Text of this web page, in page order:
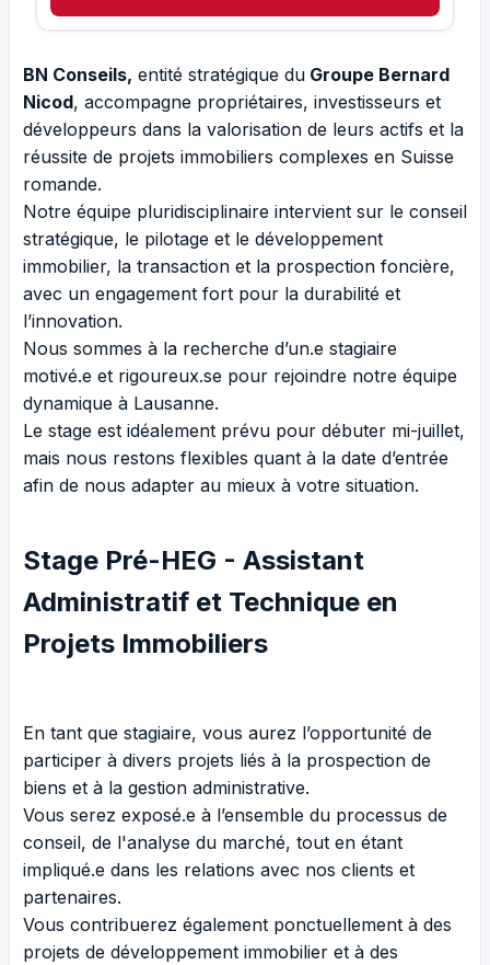
BN Conseils, entité stratégique du Groupe Bernard
Nicod, accompagne propriétaires, investisseurs et
développeurs dans la valorisation de leurs actifs et la
réussite de projets immobiliers complexes en Suisse
romande.
Notre équipe pluridisciplinaire intervient sur le conseil
stratégique, le pilotage et le développement
immobilier, la transaction et la prospection foncière,
avec un engagement fort pour la durabilité et
l’innovation.
Nous sommes à la recherche d’un.e stagiaire
motivé.e et rigoureux.se pour rejoindre notre équipe
dynamique à Lausanne.
Le stage est idéalement prévu pour débuter mi-juillet,
mais nous restons flexibles quant à la date d’entrée
afin de nous adapter au mieux à votre situation.
Stage Pré-HEG - Assistant
Administratif et Technique en
Projets Immobiliers
En tant que stagiaire, vous aurez l’opportunité de
participer à divers projets liés à la prospection de
biens et à la gestion administrative.
Vous serez exposé.e à l’ensemble du processus de
conseil, de l'analyse du marché, tout en étant
impliqué.e dans les relations avec nos clients et
partenaires.
Vous contribuerez également ponctuellement à des
projets de développement immobilier et à des